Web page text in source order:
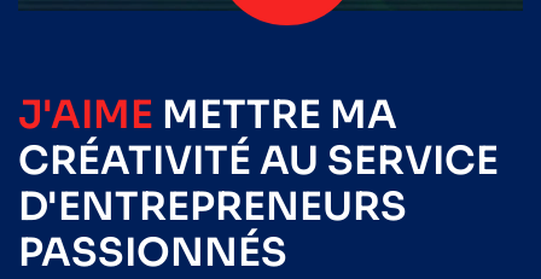
J'AIME METTRE MA
CRÉATIVITÉ AU SERVICE
D'ENTREPRENEURS
PASSIONNÉS